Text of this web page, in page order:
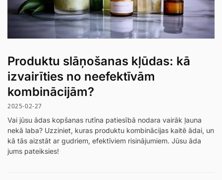
Produktu slāņošanas kļūdas: kā
izvairīties no neefektīvām
kombinācijām?
2025-02-27
Vai jūsu ādas kopšanas rutīna patiesībā nodara vairāk ļauna
nekā laba? Uzziniet, kuras produktu kombinācijas kaitē ādai, un
kā tās aizstāt ar gudriem, efektīviem risinājumiem. Jūsu āda
jums pateiksies!